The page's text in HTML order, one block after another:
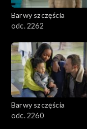
Barwy szczęścia
odc. 2262
Barwy szczęścia
odc. 2260